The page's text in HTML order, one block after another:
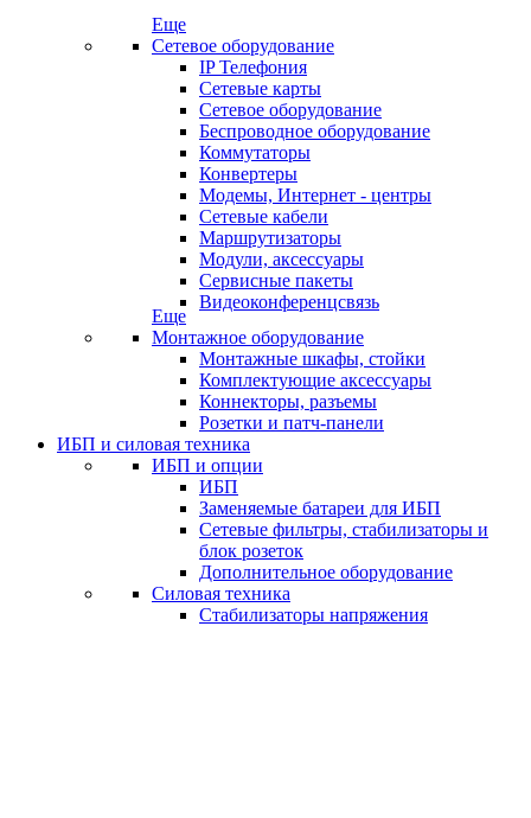
Еще
Сетевое оборудование
IP Телефония
Сетевые карты
Сетевое оборудование
Беспроводное оборудование
Коммутаторы
Конвертеры
Модемы, Интернет - центры
Сетевые кабели
Маршрутизаторы
Модули, аксессуары
Сервисные пакеты
Видеоконференцсвязь
Еще
Монтажное оборудование
Монтажные шкафы, стойки
Комплектующие аксессуары
Коннекторы, разъемы
Розетки и патч-панели
ИБП и силовая техника
ИБП и опции
ИБП
Заменяемые батареи для ИБП
Сетевые фильтры, стабилизаторы и
блок розеток
Дополнительное оборудование
Силовая техника
Стабилизаторы напряжения